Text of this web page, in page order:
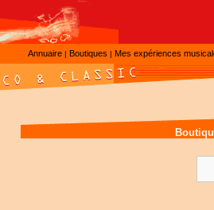
Annuaire | Boutiques | Mes expériences